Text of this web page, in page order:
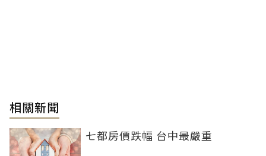
相關新聞
七都房價跌幅 台中最嚴重